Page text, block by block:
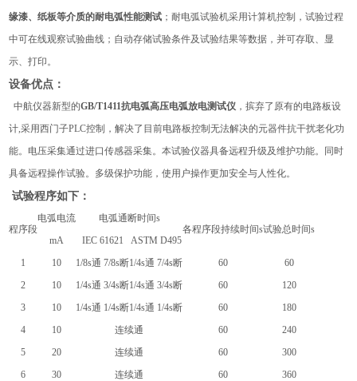
缘漆、纸板等介质的耐电弧性能测试 ；耐电弧试验机采用计算机控制，试验过程
中可在线观察试验曲线；自动存储试验条件及试验结果等数据，并可存取、显
示、打印。
设备优点：
中航仪器新型的GB/T1411抗电弧高压电弧放电测试仪 ，摈弃了原有的电路板设
计,采用西门子PLC控制，解决了目前电路板控制无法解决的元器件抗干扰老化功
能。电压采集通过进口传感器采集。本试验仪器具备远程升级及维护功能。同时
具备远程操作试验。多级保护功能，使用户操作更加安全与人性化。
试验程序如下：
程序段
电弧电流
mA
电弧通断时间s
各程序段持续时间s试验总时间s
IEC 61621
ASTM D495
1
10 1/8s通 7/8s断1/4s通 7/4s断 60
60
2
10 1/4s通 3/4s断1/4s通 3/4s断 60
120
3
10 1/4s通 1/4s断1/4s通 1/4s断 60
180
4
10 连续通 60
240
5
20 连续通 60
300
6
30 连续通 60
360